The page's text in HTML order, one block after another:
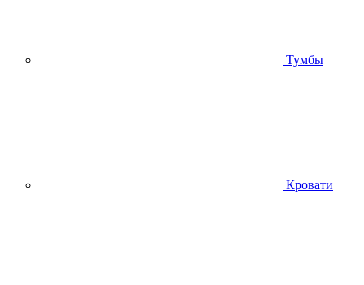
Тумбы
Кровати